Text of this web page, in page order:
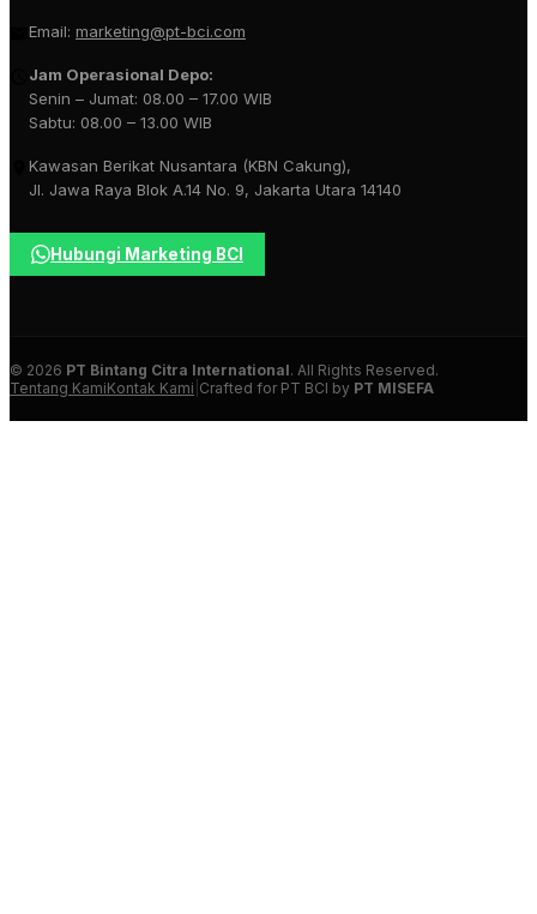
Email: marketing@pt-bci.com
Jam Operasional Depo:
Senin – Jumat: 08.00 – 17.00 WIB
Sabtu: 08.00 – 13.00 WIB
Kawasan Berikat Nusantara (KBN Cakung),
Jl. Jawa Raya Blok A.14 No. 9, Jakarta Utara 14140
Hubungi Marketing BCI
© 2026 PT Bintang Citra International. All Rights Reserved.
Tentang KamiKontak Kami Crafted for PT BCI by PT MISEFA